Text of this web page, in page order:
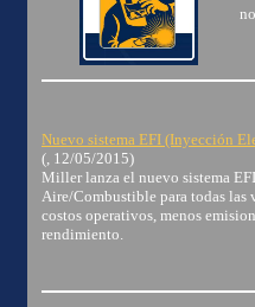
Nuevo sistema EFI (Inyección
(, 12/05/2015)
Miller lanza el nuevo sistema
Aire/Combustible para todas las
costos operativos, menos
rendimiento.